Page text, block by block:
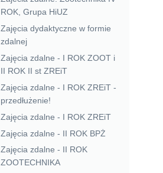
ROK, Grupa HiUZ
Zajęcia dydaktyczne w formie
zdalnej
Zajęcia zdalne - I ROK ZOOT i
II ROK II st ZREiT
Zajęcia zdalne - I ROK ZREiT -
przedłużenie!
Zajęcia zdalne - I ROK ZREiT
Zajęcia zdalne - II ROK BPŻ
Zajęcia zdalne - II ROK
ZOOTECHNIKA